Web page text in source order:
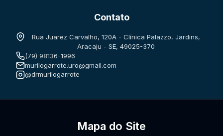
Contato
Rua Juarez Carvalho, 120A - Clínica Palazzo, Jardins,
Aracaju - SE, 49025-370
(79) 98136-1996
murilogarrote.uro@gmail.com
@drmurilogarrote
Mapa do Site